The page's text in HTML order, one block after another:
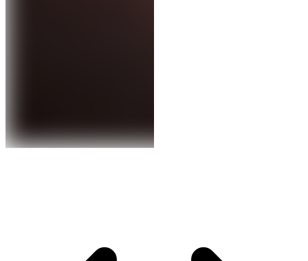
Paziente